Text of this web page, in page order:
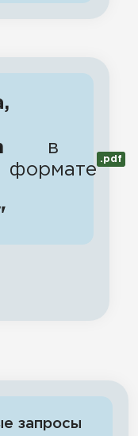
в
формате
.pdf
запросы